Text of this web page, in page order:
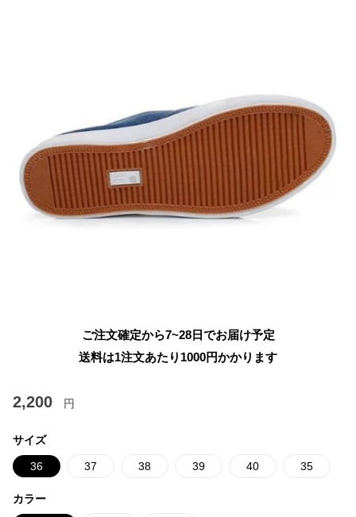
ご注文確定から7~28日でお届け予定
送料は1注文あたり 1000円かかります
2,200 円
サイズ
36 37 38 39 40 35
カラー